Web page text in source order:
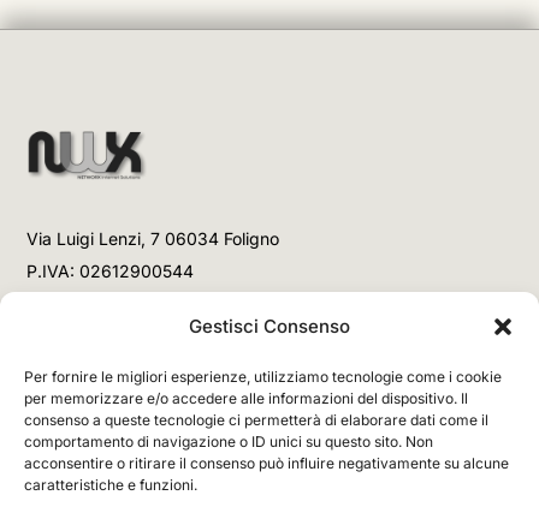
Gestisci Consenso
Per fornire le migliori esperienze, utilizziamo tecnologie come i cookie
per memorizzare e/o accedere alle informazioni del dispositivo. Il
consenso a queste tecnologie ci permetterà di elaborare dati come il
comportamento di navigazione o ID unici su questo sito. Non
acconsentire o ritirare il consenso può influire negativamente su alcune
caratteristiche e funzioni.
Via Luigi Lenzi, 7 06034 Foligno
P.IVA: 02612900544
+39 3477853708 (Chiamata)
Email
info@networx.it